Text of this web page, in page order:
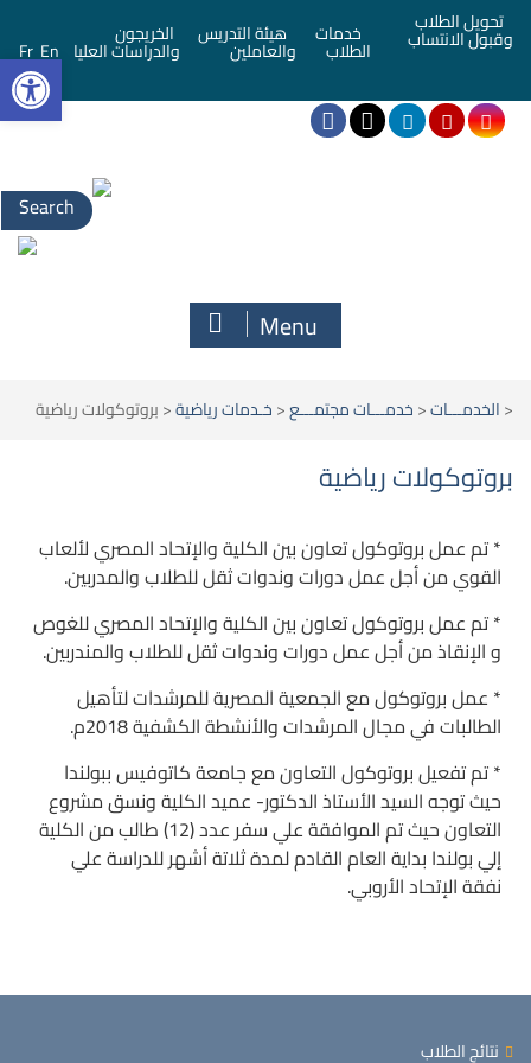
تحويل الطلاب
وقبول الانتساب خدمات
الطلاب
هيئة التدريس
والعاملين
الخريجون
والدراسات العليا En
Fr
Menu
<الخدمـــات<خدمـــات مجتمـــع<خـدمات رياضية<بروتوكولات رياضية
بروتوكولات رياضية
* تم عمل بروتوكول تعاون بين الكلية والإتحاد المصري لألعاب
القوي من أجل عمل دورات وندوات ثقل للطلاب والمدربين.
* تم عمل بروتوكول تعاون بين الكلية والإتحاد المصري للغوص
و الإنقاذ من أجل عمل دورات وندوات ثقل للطلاب والمندربين.
* عمل بروتوكول مع الجمعية المصرية للمرشدات لتأهيل
الطالبات في مجال المرشدات والأنشطة الكشفية 2018م.
* تم تفعيل بروتوكول التعاون مع جامعة كاتوفيس ببولندا
حيث توجه السيد الأستاذ الدكتور- عميد الكلية ونسق مشروع
التعاون حيث تم الموافقة علي سفر عدد (12) طالب من الكلية
إلي بولندا بداية العام القادم لمدة ثلاتة أشهر للدراسة علي
نفقة الإتحاد الأروبي.
نتائج الطلاب